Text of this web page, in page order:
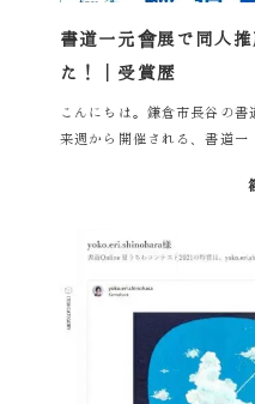
書道一元會展で同人
た！｜受賞歴
こんにちは。鎌倉市長谷の
来週から開催される、書道